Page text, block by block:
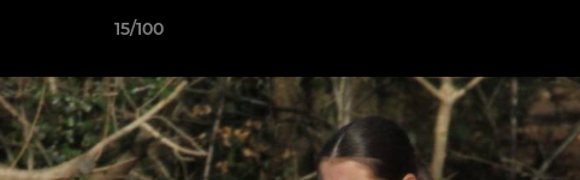
15/100